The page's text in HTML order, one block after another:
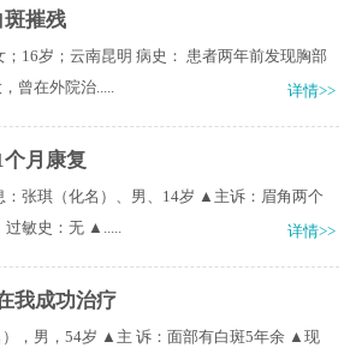
斑摧残
16岁；云南昆明 病史： 患者两年前发现胸部
曾在外院治.....
详情>>
月康复
：张琪（化名）、男、14岁 ▲主诉：眉角两个
过敏史：无 ▲.....
详情>>
我成功治疗
，男，54岁 ▲主 诉：面部有白斑5年余 ▲现